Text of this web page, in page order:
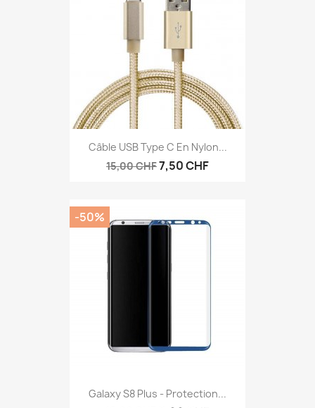
Câble USB Type C En Nylon...
15,00 CHF7,50 CHF
Galaxy S8 Plus - Protection...
-50%